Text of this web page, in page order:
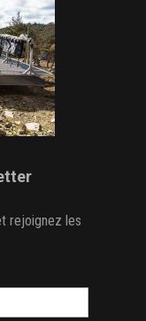
rejoignez les